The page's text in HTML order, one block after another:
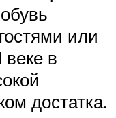
или
в
достатка.